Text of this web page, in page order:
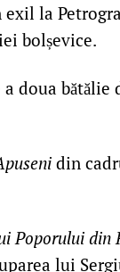
la
bolșevice.
a doua
din
Poporului din
lui